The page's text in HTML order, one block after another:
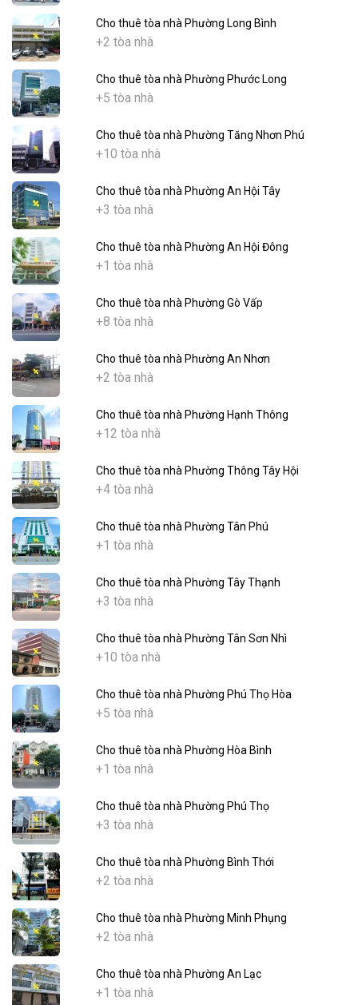
Cho thuê tòa nhà Phường Long Bình
+2 tòa nhà
Cho thuê tòa nhà Phường Phước Long
+5 tòa nhà
Cho thuê tòa nhà Phường Tăng Nhơn Phú
+10 tòa nhà
Cho thuê tòa nhà Phường An Hội Tây
+3 tòa nhà
Cho thuê tòa nhà Phường An Hội Đông
+1 tòa nhà
Cho thuê tòa nhà Phường Gò Vấp
+8 tòa nhà
Cho thuê tòa nhà Phường An Nhơn
+2 tòa nhà
Cho thuê tòa nhà Phường Hạnh Thông
+12 tòa nhà
Cho thuê tòa nhà Phường Thông Tây Hội
+4 tòa nhà
Cho thuê tòa nhà Phường Tân Phú
+1 tòa nhà
Cho thuê tòa nhà Phường Tây Thạnh
+3 tòa nhà
Cho thuê tòa nhà Phường Tân Sơn Nhì
+10 tòa nhà
Cho thuê tòa nhà Phường Phú Thọ Hòa
+5 tòa nhà
Cho thuê tòa nhà Phường Hòa Bình
+1 tòa nhà
Cho thuê tòa nhà Phường Phú Thọ
+3 tòa nhà
Cho thuê tòa nhà Phường Bình Thới
+2 tòa nhà
Cho thuê tòa nhà Phường Minh Phụng
+2 tòa nhà
Cho thuê tòa nhà Phường An Lạc
+1 tòa nhà